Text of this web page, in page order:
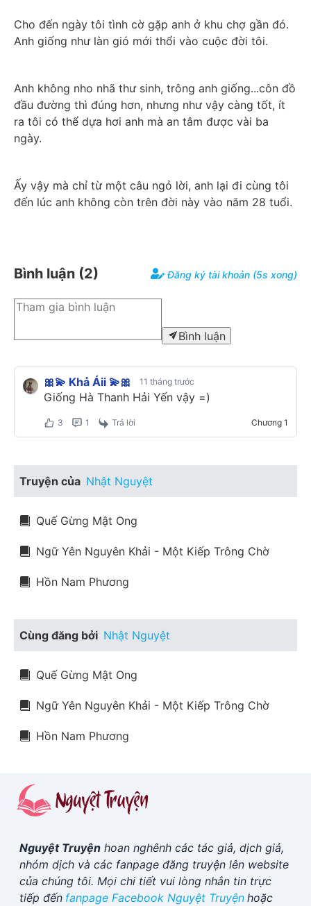
Cho đến ngày tôi tình cờ gặp anh ở khu chợ gần đó.
Anh giống như làn gió mới thổi vào cuộc đời tôi.
Anh không nho nhã thư sinh, trông anh giống...côn đồ
đầu đường thì đúng hơn, nhưng như vậy càng tốt, ít
ra tôi có thể dựa hơi anh mà an tâm được vài ba
ngày.
Ấy vậy mà chỉ từ một câu ngỏ lời, anh lại đi cùng tôi
đến lúc anh không còn trên đời này vào năm 28 tuổi.
Bình luận (2) Đăng ký tài khoản (5s xong)
Bình luận
🎀💫 Khả Áii 💫🎀 11 tháng trước
Giống Hà Thanh Hải Yến vậy =)
3 1 Trả lời Chương 1
Truyện của Nhật Nguyệt
Quế Gừng Mật Ong
Ngữ Yên Nguyên Khải - Một Kiếp Trông Chờ
Hồn Nam Phương
Cùng đăng bởi Nhật Nguyệt
Quế Gừng Mật Ong
Ngữ Yên Nguyên Khải - Một Kiếp Trông Chờ
Hồn Nam Phương
Nguyệt Truyện hoan nghênh các tác giả, dịch giả,
nhóm dịch và các fanpage đăng truyện lên website
của chúng tôi. Mọi chi tiết vui lòng nhắn tin trực
tiếp đến fanpage Facebook Nguyệt Truyện hoặc